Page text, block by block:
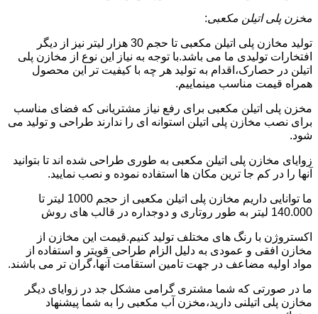
مخزن پلی اتیلن مکعبی:
تولید مخازن پلی اتیلن مکعبی تا حجم 30 هزار لیتر نیز از دیگر
افتخارات تولیدی ما می باشد.با توجه به نیاز این نوع از مخازن پلی
اتیلن در حصارک،اقدام به تولید هر چه با کیفیت تر این محصول
همراه قیمت مناسب مینماییم.
مخزن پلی اتیلن مکعبی برای رفع نیاز مشتریانی که فضای مناسب
برای نصب مخازن پلی اتیلن استوانه ای را ندارند طراحی و تولید می
شود.
زوایای مخازن پلی اتیلن مکعبی به طوری طراحی شده اند تا بتوانید
آنها را در کم جا ترین مکان ها استفاده نموده و نصب نمایید.
ما توانایی داریم مخازن پلی اتیلن مکعبی از حجم 1000 لیتر تا
140.000 لیتر به طور روتاری و دوجداره در قالب های روش
اکستروژن با رنگ های مختلف تولید کنیم.قیمت این مخازن از
مخازن افقی و عمودی به دلیل الزام طراحی قویتر و استفاده از
مواد اولیه مضاعف در جهت تامین استقامت آنها،گران تر می باشند.
ما در صورتی که شما مشتری گرامی مشکل جد در زوایای دیگر
مخازن پلی اتیلنی دارید،مخزن آب مکعبی را به شما پیشنهاد